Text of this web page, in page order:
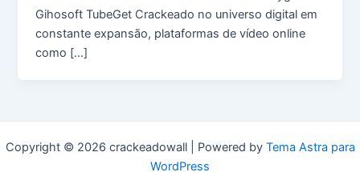
Gihosoft TubeGet Crackeado no universo digital em
constante expansão, plataformas de vídeo online
como […]
Copyright © 2026 crackeadowall | Powered by Tema Astra para
WordPress